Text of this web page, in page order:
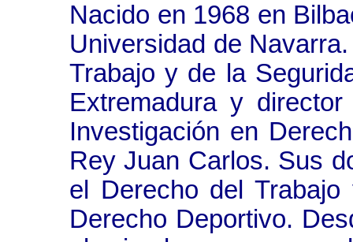
Nacido en 1968 en
Universidad de
Trabajo y de la
Extremadura y
Investigación en
Rey Juan Carlos. Sus
el Derecho del
Derecho Deportivo.